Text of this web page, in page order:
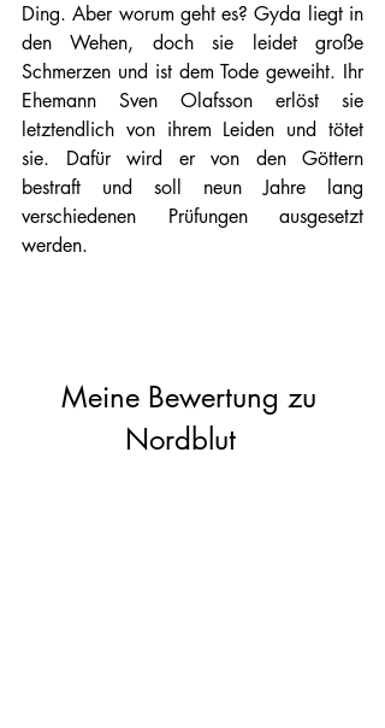
Ding. Aber worum geht es? Gyda liegt in
den Wehen, doch sie leidet große
Schmerzen und ist dem Tode geweiht. Ihr
Ehemann Sven Olafsson erlöst sie
letztendlich von ihrem Leiden und tötet
sie. Dafür wird er von den Göttern
bestraft und soll neun Jahre lang
verschiedenen Prüfungen ausgesetzt
werden.
Meine Bewertung zu
Nordblut